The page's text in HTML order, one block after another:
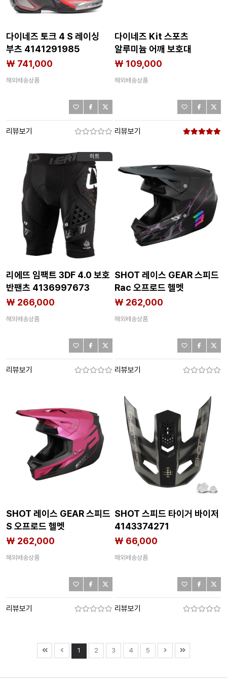
다이네즈 토크 4 S 레이싱
부츠 4141291985
₩ 741,000
해외배송상품
리뷰보기
다이네즈 Kit 스포츠
알루미늄 어깨 보호대
4136626905
₩ 109,000
해외배송상품
리뷰보기
히트
리에뜨 임팩트 3DF 4.0 보호
반팬츠 4136997673
₩ 266,000
해외배송상품
리뷰보기
SHOT 레이스 GEAR 스피드
Rac 오프로드 헬멧
4143369086
₩ 262,000
해외배송상품
리뷰보기
SHOT 레이스 GEAR 스피드
S 오프로드 헬멧
4143369088
₩ 262,000
해외배송상품
리뷰보기
SHOT 스피드 타이거 바이저
4143374271
₩ 66,000
해외배송상품
리뷰보기
1 2 3 4 5